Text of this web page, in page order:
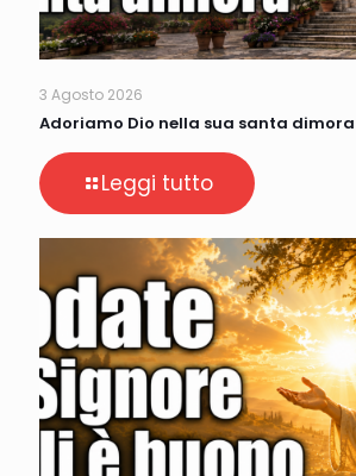
3 Agosto 2026
Adoriamo Dio nella sua santa dimora
Leggi tutto